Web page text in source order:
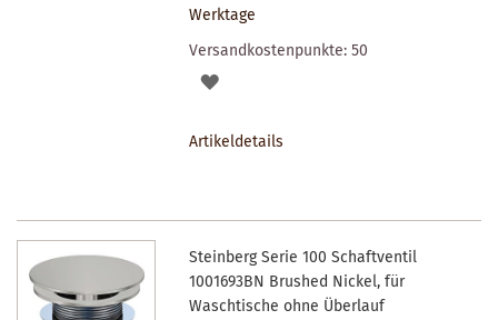
Werktage
Versandkostenpunkte:50
AUF
Artikeldetails
Steinberg Serie 100 Schaftventil
1001693BN Brushed Nickel, für
Waschtische ohne Überlauf